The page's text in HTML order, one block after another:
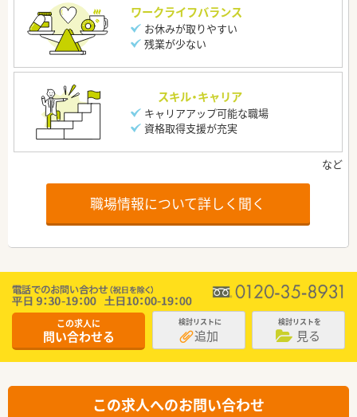
ワークライフバランス
お休みが取りやすい
残業が少ない
スキル・キャリア
キャリアアップ可能な職場
資格取得支援が充実
職場情報について詳しく聞く
この求人に
問い合わせる
検討リストに
追加
検討リストを
見る
この求人へのお問い合わせ